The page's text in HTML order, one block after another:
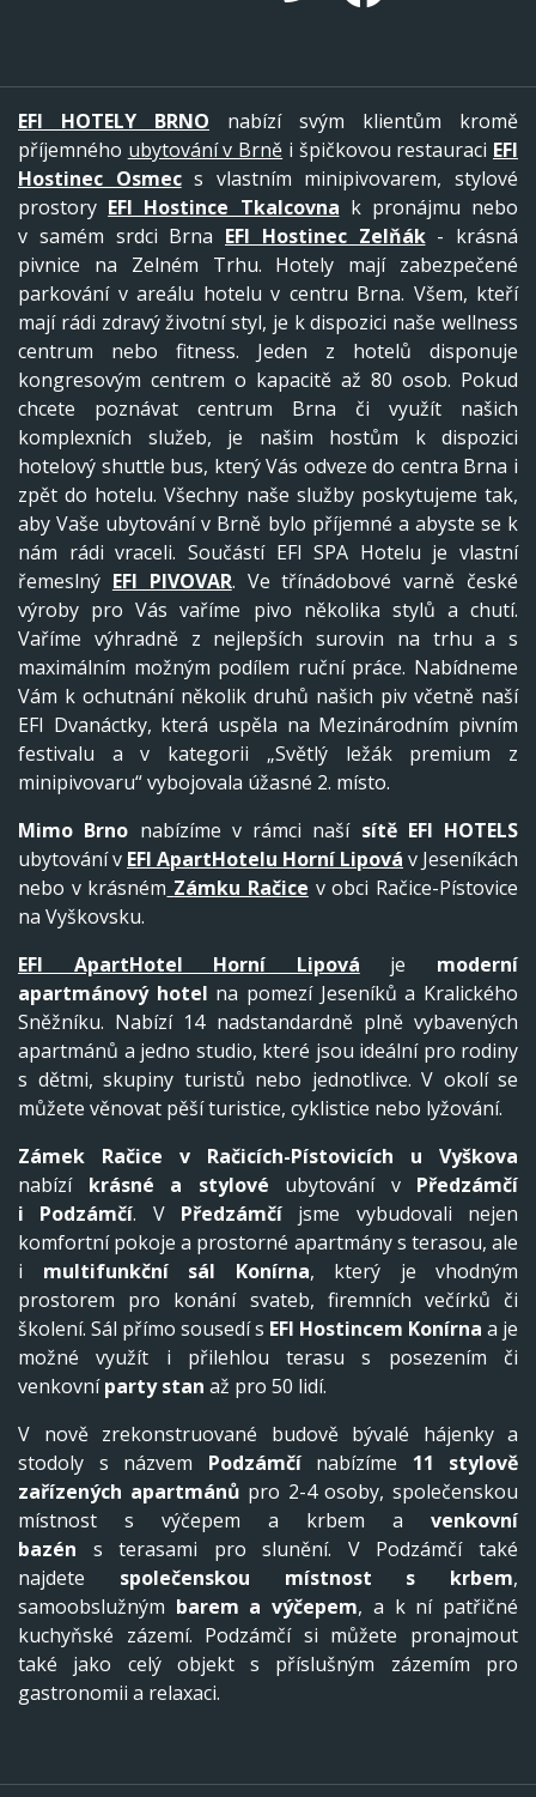
EFI HOTELY BRNO nabízí svým klientům kromě
příjemného ubytování v Brně i špičkovou restauraci EFI
Hostinec Osmecs vlastním minipivovarem, stylové
prostory EFI Hostince Tkalcovna k pronájmu nebo
v samém srdci Brna EFI Hostinec Zelňák- krásná
pivnice na Zelném Trhu. Hotely mají zabezpečené
parkování v areálu hotelu v centru Brna. Všem, kteří
mají rádi zdravý životní styl, je k dispozici naše wellness
centrum nebo fitness. Jeden z hotelů disponuje
kongresovým centrem o kapacitě až 80 osob. Pokud
chcete poznávat centrum Brna či využít našich
komplexních služeb, je našim hostům k dispozici
hotelový shuttle bus, který Vás odveze do centra Brna i
zpět do hotelu. Všechny naše služby poskytujeme tak,
aby Vaše ubytování v Brně bylo příjemné a abyste se k
nám rádi vraceli. Součástí EFI SPA Hotelu je vlastní
řemeslný EFI PIVOVAR. Ve třínádobové varně české
výroby pro Vás vaříme pivo několika stylů a chutí.
Vaříme výhradně z nejlepších surovin na trhu a s
maximálním možným podílem ruční práce. Nabídneme
Vám k ochutnání několik druhů našich piv včetně naší
EFI Dvanáctky, která uspěla na Mezinárodním pivním
festivalu a v kategorii „Světlý ležák premium z
minipivovaru“ vybojovala úžasné 2. místo.
Mimo Brno nabízíme v rámci naší sítě EFI HOTELS
ubytování v EFI ApartHotelu Horní Lipová v Jeseníkách
nebo v krásném Zámku Račice v obci Račice-Pístovice
na Vyškovsku.
EFI ApartHotel Horní Lipová je moderní
apartmánový hotel na pomezí Jeseníků a Kralického
Sněžníku. Nabízí 14 nadstandardně plně vybavených
apartmánů a jedno studio, které jsou ideální pro rodiny
s dětmi, skupiny turistů nebo jednotlivce. V okolí se
můžete věnovat pěší turistice, cyklistice nebo lyžování.
Zámek Račice v Račicích-Pístovicích u Vyškova
nabízí krásné a stylové ubytování v Předzámčí
i
Podzámčí. V Předzámčí jsme vybudovali nejen
komfortní pokoje a prostorné apartmány s terasou, ale
i multifunkční sál Konírna, který je vhodným
prostorem pro konání svateb, firemních večírků či
školení. Sál přímo sousedí s EFI Hostincem Konírna a je
možné využít i přilehlou terasu s posezením či
venkovníparty stan až pro 50 lidí.
V nově zrekonstruované budově bývalé hájenky a
stodoly s názvem Podzámčínabízíme 11 stylově
zařízených apartmánů pro 2-4 osoby, společenskou
místnost s výčepem a krbem a venkovní
bazén s terasami pro slunění. V Podzámčí také
najdete společenskou místnost s krbem,
samoobslužným barem a výčepem, a k ní patřičné
kuchyňské zázemí. Podzámčí si můžete pronajmout
také jako celý objekt s příslušným zázemím pro
gastronomii a relaxaci.